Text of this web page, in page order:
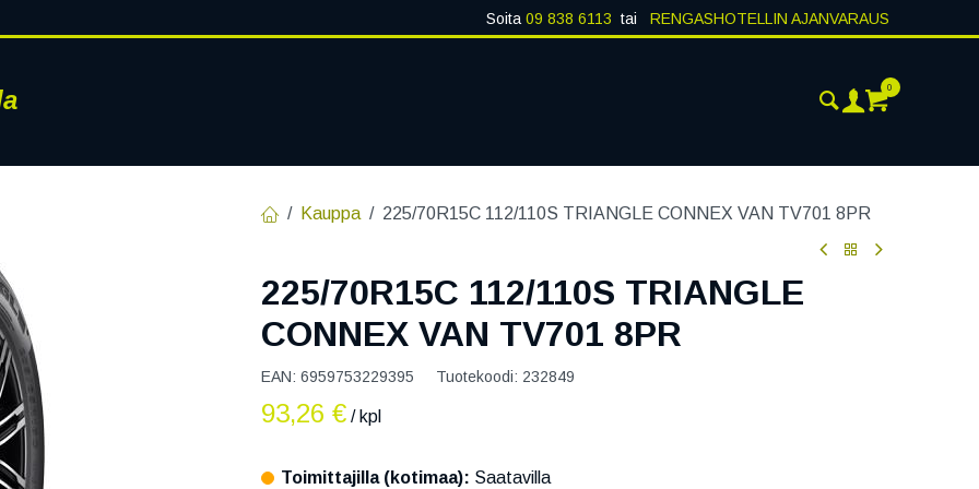
Soita 09 838 6113 tai RENGASHOTELLIN AJANVARAUS
RENKAAT
0
Kauppa 225/70R15C 112/110S TRIANGLE CONNEX VAN TV701 8PR
225/70R15C 112/110S TRIANGLE
CONNEX VAN TV701 8PR
EAN: 6959753229395 Tuotekoodi: 232849
93,26 € / kpl
Toimittajilla (kotimaa): Saatavilla